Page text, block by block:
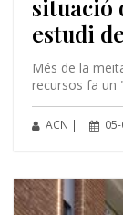
situació
estudi
Més de la
recursos fa un
ACN |